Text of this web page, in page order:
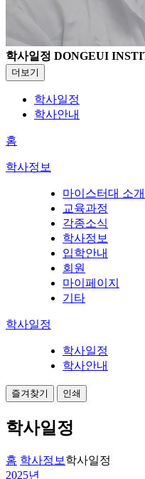
학사일정 DONGEUI
더보기
학사일정
학사안내
홈
학사정보
마이스터대 소개
교육과정
각종소식
학사정보
입학안내
회원
마이페이지
기타
학사일정
학사일정
학사안내
즐겨찾기 인쇄
학사일정
홈 학사정보 학사일정
2025년